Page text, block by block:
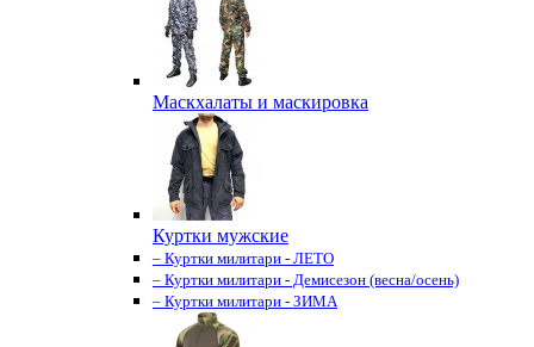
Маскхалаты и маскировка
Куртки мужские
– Куртки милитари - ЛЕТО
– Куртки милитари - Демисезон (весна/осень)
– Куртки милитари - ЗИМА